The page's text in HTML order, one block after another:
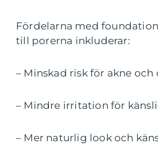
Fördelarna med
till porerna inkluderar:
– Minskad risk för akne och
– Mindre irritation för
– Mer naturlig look och